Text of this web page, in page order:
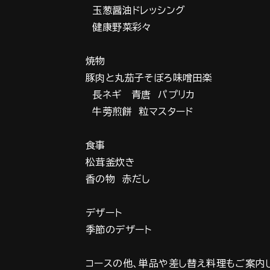
玉葱醤油ドレッシング
健康野菜彩々
焼物
豚肉と丸茄子そぼろ味噌田楽
長ネギ 青唐 パプリカ
牛蒡煎餅 粒マスタード
食事
松茸釜炊き
香の物 赤だし
デザート
季節のデザート
コースの他、単品や差し替え料理もご案内